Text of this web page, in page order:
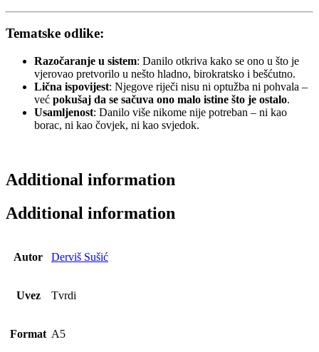
Tematske odlike:
Razočaranje u sistem: Danilo otkriva kako se ono u što je
vjerovao pretvorilo u nešto hladno, birokratsko i bešćutno.
Lična ispovijest: Njegove riječi nisu ni optužba ni pohvala –
već pokušaj da se sačuva ono malo istine što je ostalo.
Usamljenost: Danilo više nikome nije potreban – ni kao
borac, ni kao čovjek, ni kao svjedok.
Additional information
Additional information
Autor Derviš Sušić
Uvez Tvrdi
Format A5